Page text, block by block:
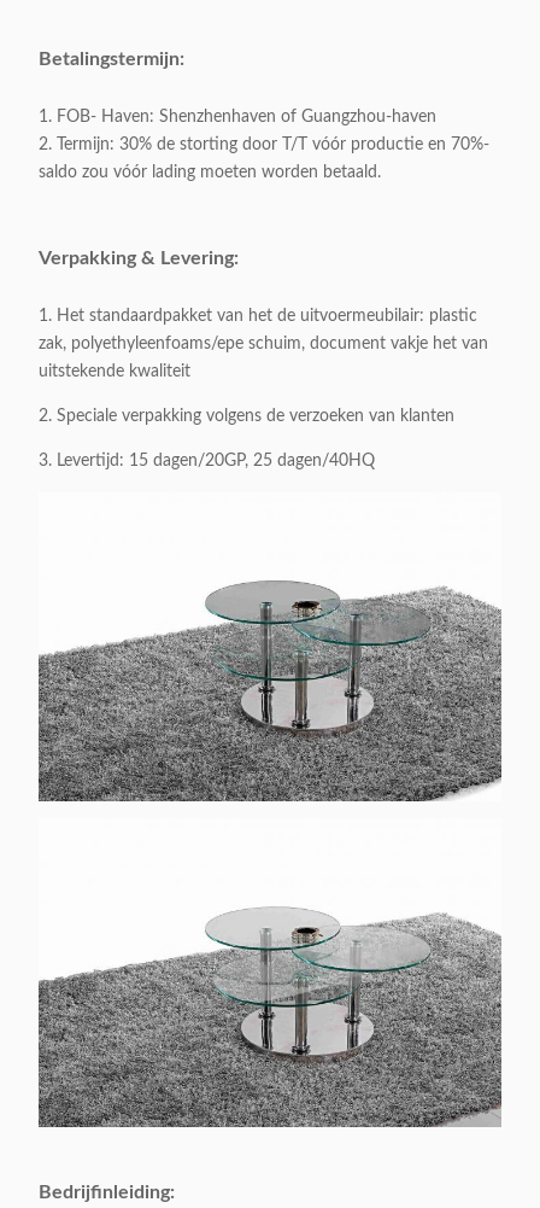
Brutogewicht: 120 KG/stuk
Verpakking:
Verpakkingsvolume:
Betalingstermijn:
1. FOB- Haven: Shenzhenhaven of Guangzhou-haven
2. Termijn: 30% de storting door T/T vóór productie en 70%-
saldo zou vóór lading moeten worden betaald.
Verpakking & Levering:
1. Het standaardpakket van het de uitvoermeubilair: plastic
zak, polyethyleenfoams/epe schuim, document vakje het van
uitstekende kwaliteit
2. Speciale verpakking volgens de verzoeken van klanten
3. Levertijd: 15 dagen/20GP, 25 dagen/40HQ
Bedrijfinleiding: